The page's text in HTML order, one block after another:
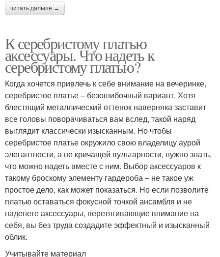
читать дальше →
К серебристому платью
аксессуары. Что надеть к
серебристому платью?
Когда хочется привлечь к себе внимание на вечеринке,
серебристое платье – безошибочный вариант. Хотя
блестящий металлический оттенок наверняка заставит
все головы поворачиваться вам вслед, такой наряд
выглядит классически изысканным. Но чтобы
серебристое платье окружило свою владелицу аурой
элегантности, а не кричащей вульгарности, нужно знать,
что можно надеть вместе с ним. Выбор аксессуаров к
такому броскому элементу гардероба – не такое уж
простое дело, как может показаться. Но если позволите
платью оставаться фокусной точкой ансамбля и не
наденете аксессуары, перетягивающие внимание на
себя, вы без труда создадите эффектный и изысканный
облик.
Учитывайте материал